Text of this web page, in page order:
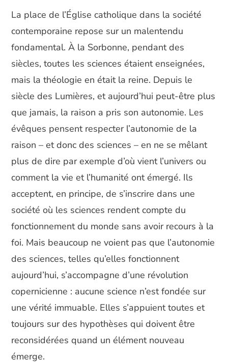
La place de l’Église catholique dans la société
contemporaine repose sur un malentendu
fondamental. À la Sorbonne, pendant des
siècles, toutes les sciences étaient enseignées,
mais la théologie en était la reine. Depuis le
siècle des Lumières, et aujourd’hui peut-être plus
que jamais, la raison a pris son autonomie. Les
évêques pensent respecter l’autonomie de la
raison – et donc des sciences – en ne se mêlant
plus de dire par exemple d’où vient l’univers ou
comment la vie et l’humanité ont émergé. Ils
acceptent, en principe, de s’inscrire dans une
société où les sciences rendent compte du
fonctionnement du monde sans avoir recours à la
foi. Mais beaucoup ne voient pas que l’autonomie
des sciences, telles qu’elles fonctionnent
aujourd’hui, s’accompagne d’une révolution
copernicienne : aucune science n’est fondée sur
une vérité immuable. Elles s’appuient toutes et
toujours sur des hypothèses qui doivent être
reconsidérées quand un élément nouveau
émerge.